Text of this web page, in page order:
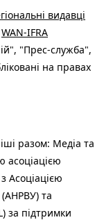
видавці
WAN-IFRA
"Прес-служба",
на правах
разом: Медіа та
асоціацією
Асоціацією
(АНРВУ) та
за підтримки